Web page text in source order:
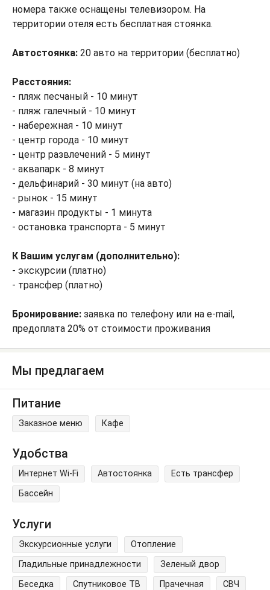
номера также оснащены телевизором. На
территории отеля есть бесплатная стоянка.
Автостоянка: 20 авто на территории (бесплатно)
Расстояния:
- пляж песчаный - 10 минут
- пляж галечный - 10 минут
- набережная - 10 минут
- центр города - 10 минут
- центр развлечений - 5 минут
- аквапарк - 8 минут
- дельфинарий - 30 минут (на авто)
- рынок - 15 минут
- магазин продукты - 1 минута
- остановка транспорта - 5 минут
К Вашим услугам (дополнительно):
- экскурсии (платно)
- трансфер (платно)
Бронирование: заявка по телефону или на e-mail,
предоплата 20% от стоимости проживания
Мы предлагаем
Питание
Заказное меню Кафе
Удобства
Интернет Wi-Fi Автостоянка
Есть трансфер
Бассейн
Услуги
Экскурсионные услуги
Отопление
Гладильные принадлежности
Зеленый двор
Беседка
Спутниковое ТВ Прачечная
СВЧ